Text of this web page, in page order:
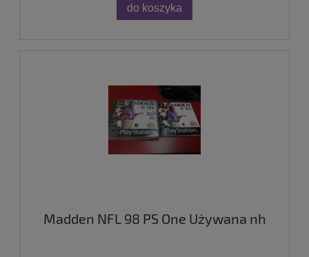
do koszyka
Madden NFL 98 PS One Używana nh